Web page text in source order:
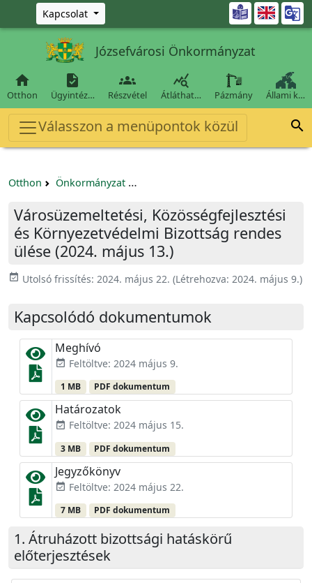
Ugrás a fő tartalomra
Kapcsolat 
Józsefvárosi Önkormányzat

Otthon

Ügyintéz…

Részvétel

Átláthat… Pázmány Állami k…
Válasszon a menüpontok közül 
Otthon Önkormányzat
Városüzemeltetési, Közösségfejlesztési
és Környezetvédelmi Bizottság rendes
ülése (2024. május 13.)
event_available Utolsó frissítés: 2024. május 22. (Létrehozva: 2024. május 9.)
Kapcsolódó dokumentumok
Meghívó
event_available Feltöltve: 2024 május 9.
1 MB PDF dokumentum
Határozatok
event_available Feltöltve: 2024 május 15.
3 MB PDF dokumentum
Jegyzőkönyv
event_available Feltöltve: 2024 május 22.
7 MB PDF dokumentum
Átruházott bizottsági hatáskörű
előterjesztések